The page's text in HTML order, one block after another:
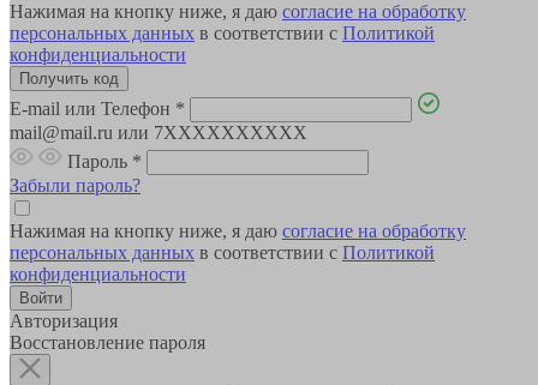
Нажимая на кнопку ниже, я даю согласие на обработку
персональных данных в соответствии с Политикой
конфиденциальности
E-mail или Телефон *
mail@mail.ru или 7XXXXXXXXXX
Пароль *
Забыли пароль?
Нажимая на кнопку ниже, я даю согласие на обработку
персональных данных в соответствии с Политикой
конфиденциальности
Авторизация
Восстановление пароля